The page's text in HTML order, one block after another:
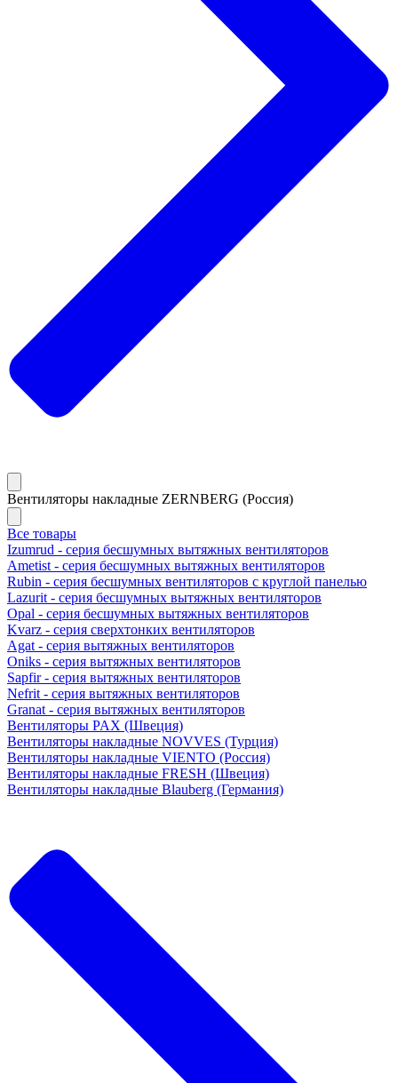
Вентиляторы накладные ZERNBERG (Россия)
Все товары
Izumrud - серия бесшумных вытяжных вентиляторов
Ametist - серия бесшумных вытяжных вентиляторов
Rubin - серия бесшумных вентиляторов с круглой панелью
Lazurit - серия бесшумных вытяжных вентиляторов
Opal - серия бесшумных вытяжных вентиляторов
Kvarz - серия сверхтонких вентиляторов
Agat - серия вытяжных вентиляторов
Oniks - серия вытяжных вентиляторов
Sapfir - серия вытяжных вентиляторов
Nefrit - серия вытяжных вентиляторов
Granat - серия вытяжных вентиляторов
Вентиляторы PAX (Швеция)
Вентиляторы накладные NOVVES (Турция)
Вентиляторы накладные VIENTO (Россия)
Вентиляторы накладные FRESH (Швеция)
Вентиляторы накладные Blauberg (Германия)